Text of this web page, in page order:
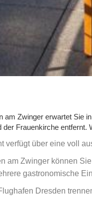
am Zwinger erwartet Sie
der Frauenkirche entfernt.
verfügt über eine voll
am Zwinger können
gastronomische
Dresden